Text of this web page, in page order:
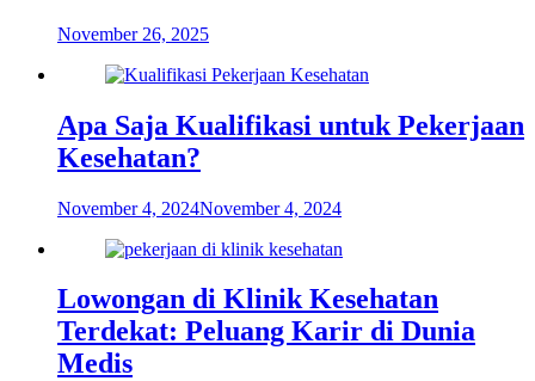
November 26, 2025
Apa Saja Kualifikasi untuk Pekerjaan
Kesehatan?
November 4, 2024November 4, 2024
Lowongan di Klinik Kesehatan
Terdekat: Peluang Karir di Dunia
Medis